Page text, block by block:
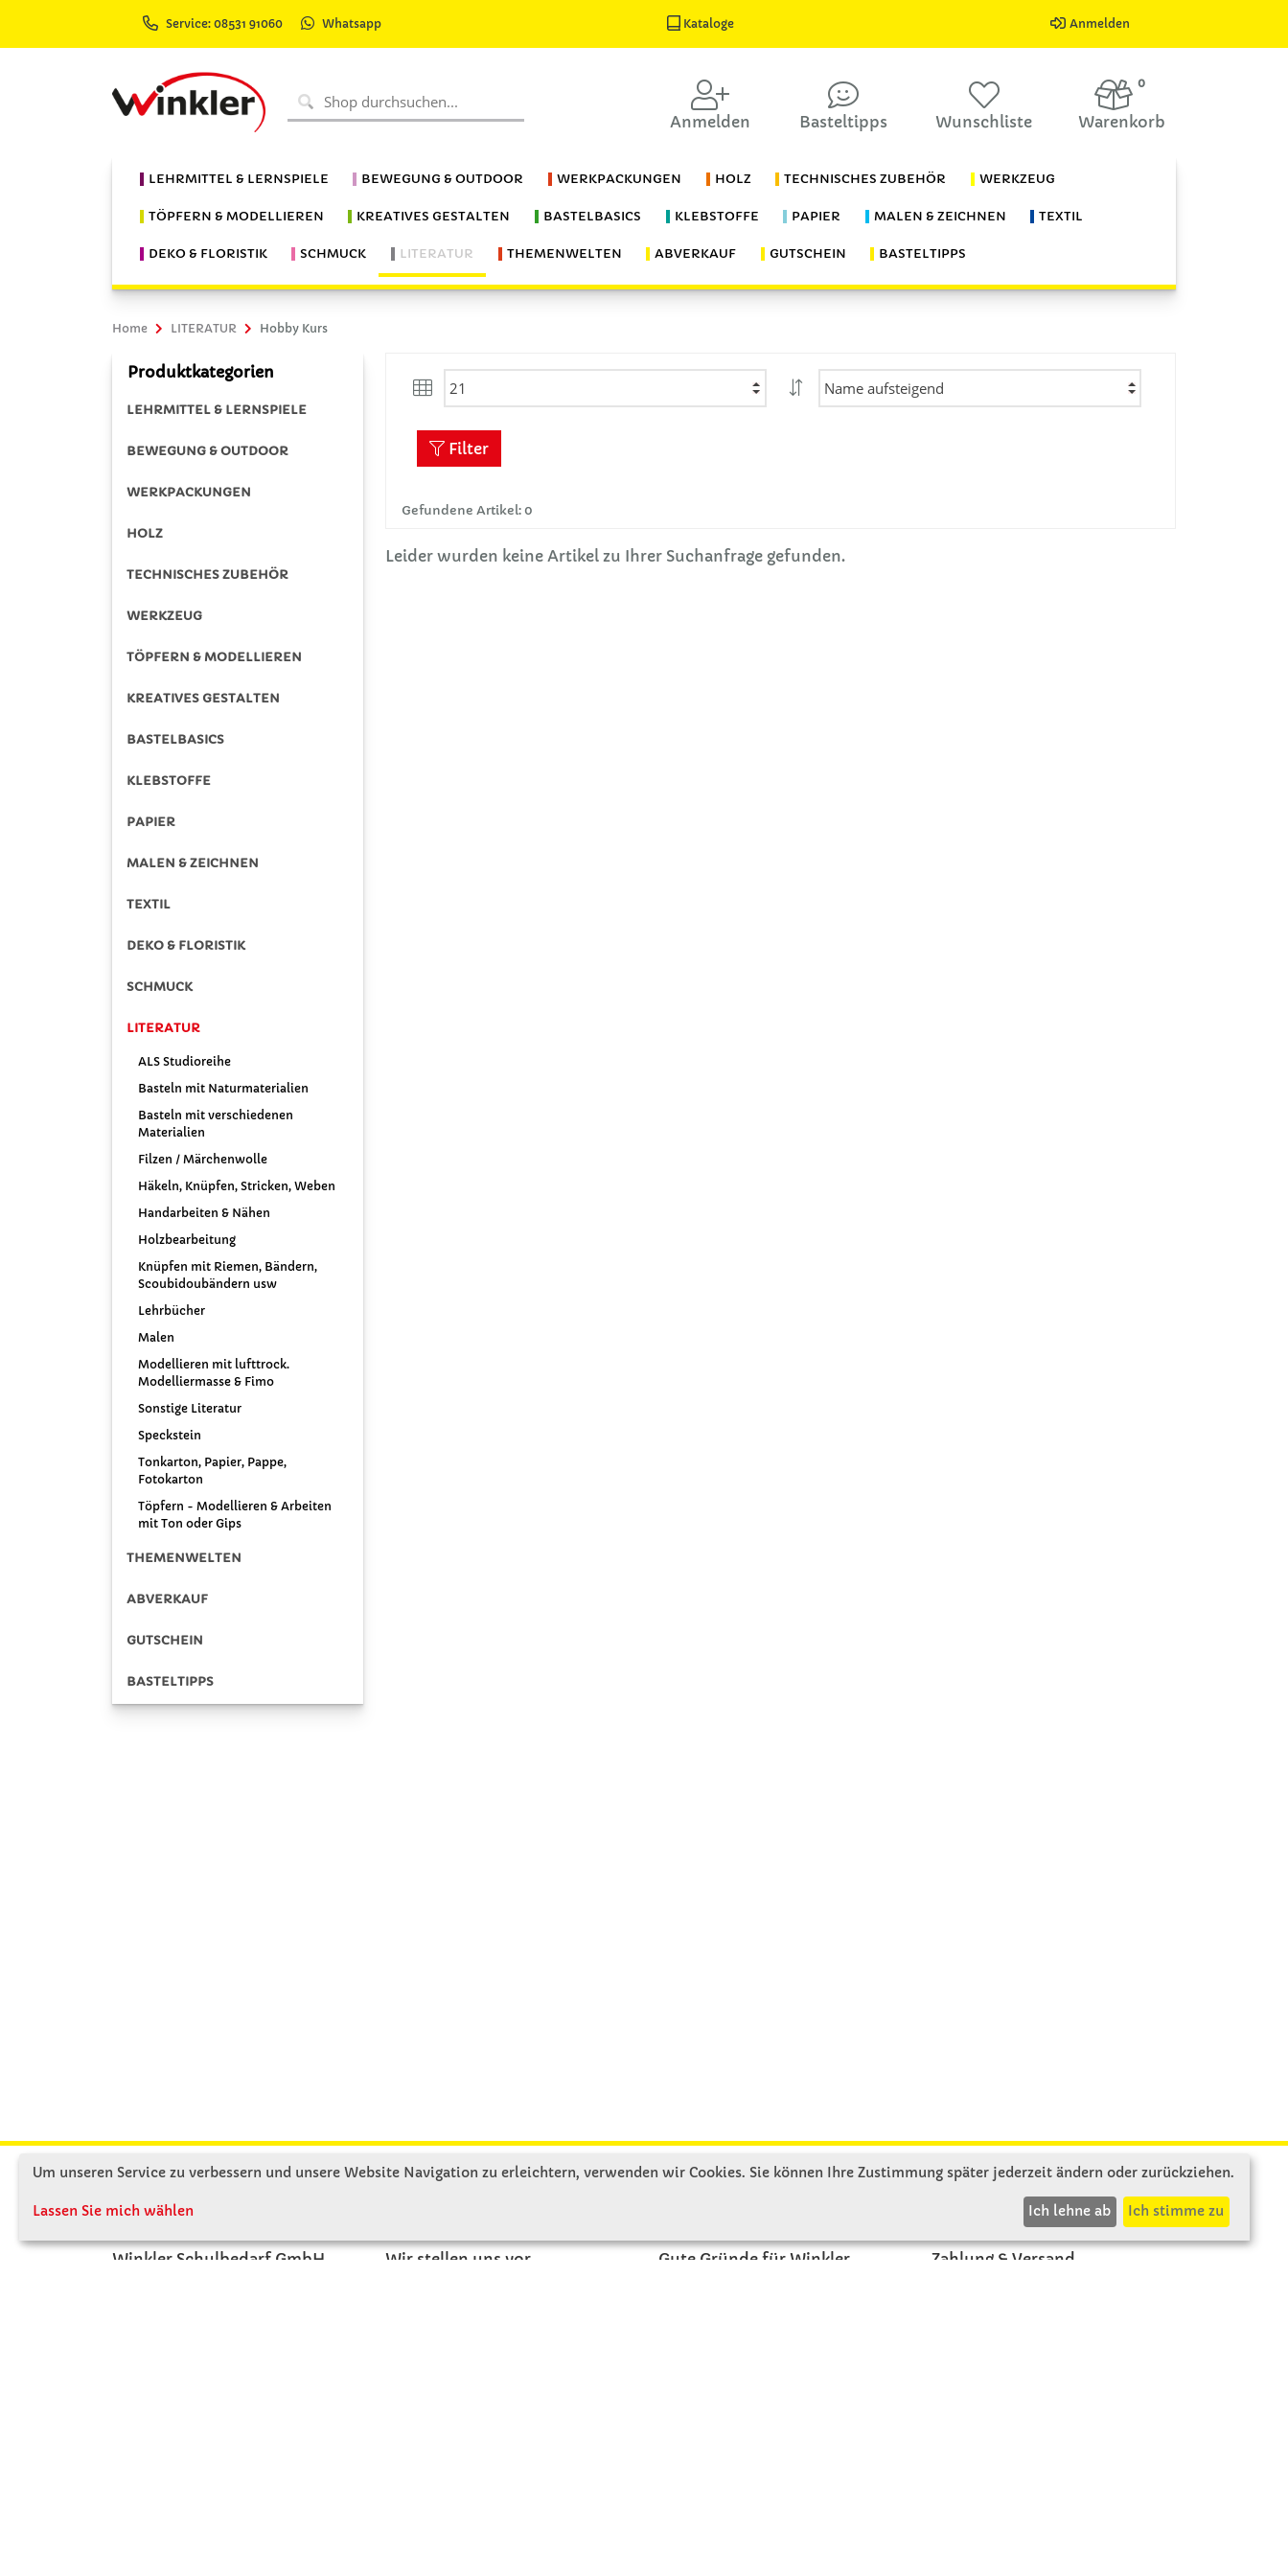
Service: 08531 91060 Whatsapp Kataloge Anmelden
Anmelden Basteltipps Wunschliste
0
Warenkorb
LEHRMITTEL & LERNSPIELE BEWEGUNG & OUTDOOR WERKPACKUNGEN HOLZ TECHNISCHES ZUBEHÖR WERKZEUG
TÖPFERN & MODELLIEREN KREATIVES GESTALTEN BASTELBASICS KLEBSTOFFE PAPIER MALEN & ZEICHNEN TEXTIL
DEKO & FLORISTIK SCHMUCK LITERATUR THEMENWELTEN ABVERKAUF GUTSCHEIN BASTELTIPPS
Home LITERATUR Hobby Kurs
Produktkategorien
LEHRMITTEL & LERNSPIELE
BEWEGUNG & OUTDOOR
WERKPACKUNGEN
HOLZ
TECHNISCHES ZUBEHÖR
WERKZEUG
TÖPFERN & MODELLIEREN
KREATIVES GESTALTEN
BASTELBASICS
KLEBSTOFFE
PAPIER
MALEN & ZEICHNEN
TEXTIL
DEKO & FLORISTIK
SCHMUCK
LITERATUR
ALS Studioreihe
Basteln mit Naturmaterialien
Basteln mit verschiedenen
Materialien
Filzen / Märchenwolle
Häkeln, Knüpfen, Stricken, Weben
Handarbeiten & Nähen
Holzbearbeitung
Knüpfen mit Riemen, Bändern,
Scoubidoubändern usw
Lehrbücher
Malen
Modellieren mit lufttrock.
Modelliermasse & Fimo
Sonstige Literatur
Speckstein
Tonkarton, Papier, Pappe,
Fotokarton
Töpfern - Modellieren & Arbeiten
mit Ton oder Gips
THEMENWELTEN
ABVERKAUF
GUTSCHEIN
BASTELTIPPS
Gefundene Artikel: 0
Filter
Leider wurden keine Artikel zu Ihrer Suchanfrage gefunden.
KONTAKT
Winkler Schulbedarf GmbH
Wir stellen uns vor
Gute Gründe für Winkler
Zahlung & Versand
Um unseren Service zu verbessern und unsere Website Navigation zu erleichtern, verwenden wir Cookies. Sie können Ihre Zustimmung später jederzeit ändern oder zurückziehen.
Lassen Sie mich wählen Ich lehne ab Ich stimme zu